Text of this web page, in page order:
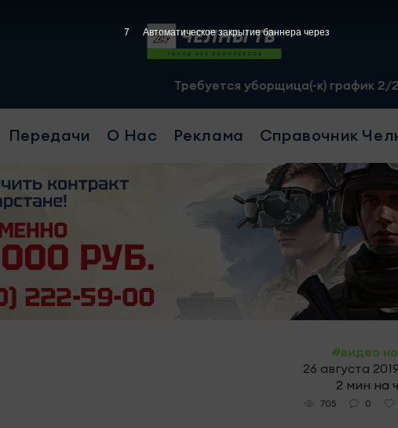
Требуется уборщица(-к) график 2/2, с
Передачи О Нас Реклама Справочник
#видео
26 августа
2 мин на
705 0
6 Автоматическое закрытие баннера через